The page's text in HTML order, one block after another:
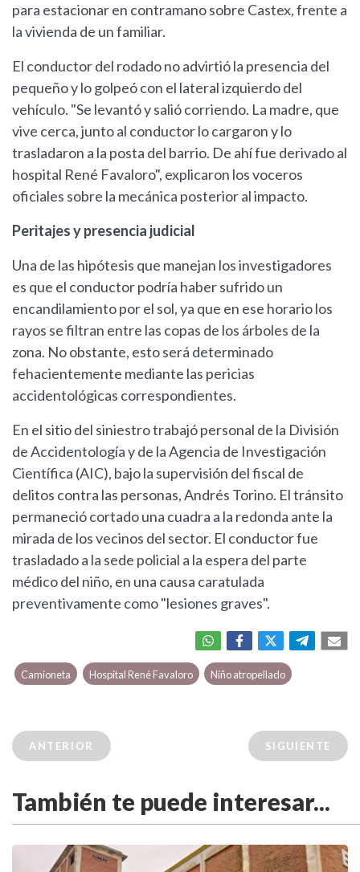
para estacionar en contramano sobre Castex, frente a
la vivienda de un familiar.
El conductor del rodado no advirtió la presencia del
pequeño y lo golpeó con el lateral izquierdo del
vehículo. "Se levantó y salió corriendo. La madre, que
vive cerca, junto al conductor lo cargaron y lo
trasladaron a la posta del barrio. De ahí fue derivado al
hospital René Favaloro", explicaron los voceros
oficiales sobre la mecánica posterior al impacto.
Peritajes y presencia judicial
Una de las hipótesis que manejan los investigadores
es que el conductor podría haber sufrido un
encandilamiento por el sol, ya que en ese horario los
rayos se filtran entre las copas de los árboles de la
zona. No obstante, esto será determinado
fehacientemente mediante las pericias
accidentológicas correspondientes.
En el sitio del siniestro trabajó personal de la División
de Accidentología y de la Agencia de Investigación
Científica (AIC), bajo la supervisión del fiscal de
delitos contra las personas, Andrés Torino. El tránsito
permaneció cortado una cuadra a la redonda ante la
mirada de los vecinos del sector. El conductor fue
trasladado a la sede policial a la espera del parte
médico del niño, en una causa caratulada
preventivamente como "lesiones graves".
Camioneta Hospital René Favaloro Niño atropellado
ANTERIOR SIGUIENTE
También te puede interesar...